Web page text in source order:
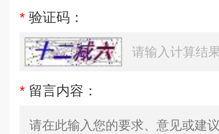
* 验证码：
* 留言内容：